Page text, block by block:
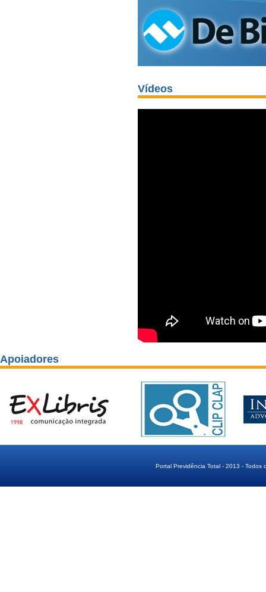
Vídeos
Apoiadores
Portal Previdência Total - 2013 - Todos